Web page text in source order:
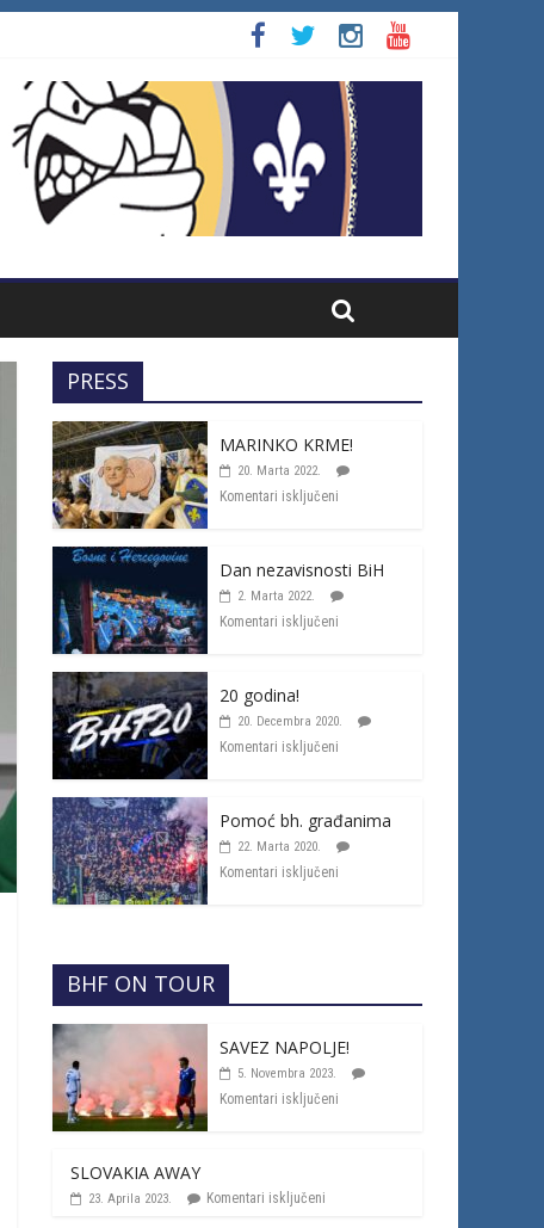
PRESS
MARINKO KRME!
20. Marta 2022.
Komentari isključeni
Dan nezavisnosti BiH
2. Marta 2022.
Komentari isključeni
20 godina!
20. Decembra 2020.
Komentari isključeni
Pomoć bh. građanima
22. Marta 2020.
Komentari isključeni
BHF ON TOUR
SAVEZ NAPOLJE!
5. Novembra 2023.
Komentari isključeni
SLOVAKIA AWAY
23. Aprila 2023. Komentari isključeni